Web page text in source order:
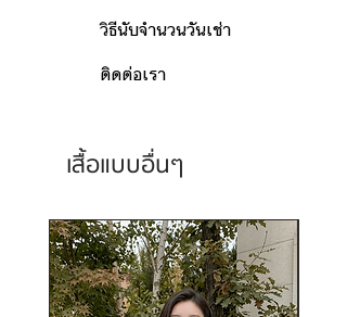
วิธีนับจำนวนวันเช่า
ติดต่อเรา
เสื้อแบบอื่นๆ